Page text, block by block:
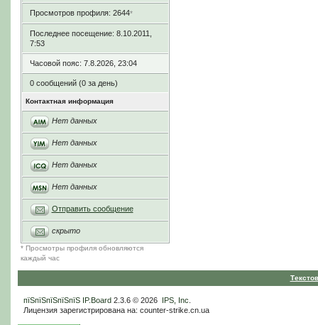
Просмотров профиля: 2644*
Последнее посещение: 8.10.2011,
7:53
Часовой пояс: 7.8.2026, 23:04
0 сообщений (0 за день)
Контактная информация
Нет данных
Нет данных
Нет данных
Нет данных
Отправить сообщение
скрыто
* Просмотры профиля обновляются
каждый час
пїЅпїЅпїЅпїЅпїЅ IP.Board2.3.6 © 2026 IPS, Inc
Лицензия зарегистрирована на: counter-strike.cn.ua